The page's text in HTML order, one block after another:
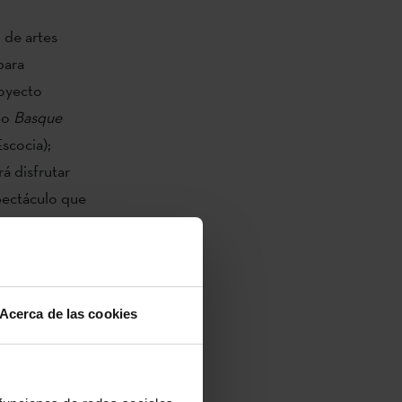
Acerca de las cookies
artes
Basque
disfrutar
que
10 al 18 de
los